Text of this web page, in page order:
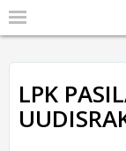
LPK